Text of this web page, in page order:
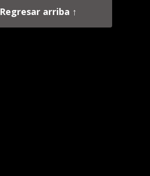
Regresar arriba ↑